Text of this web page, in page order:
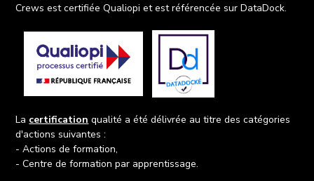
Crews est certifiée Qualiopi et est référencée sur DataDock.
La certification qualité a été délivrée au titre des catégories
d'actions suivantes :
- Actions de formation,
- Centre de formation par apprentissage.